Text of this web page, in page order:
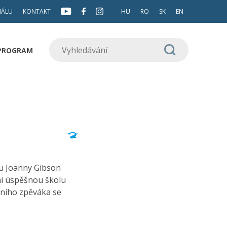
KONTAKT HU RO SK EN
Joanny Gibson
úspěšnou školu
zpěváka se